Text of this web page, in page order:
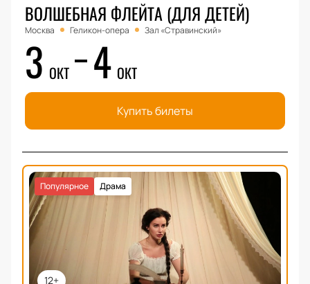
ВОЛШЕБНАЯ ФЛЕЙТА (ДЛЯ ДЕТЕЙ)
Москва Геликон-опера Зал «Стравинский»
3 ОКТ 4 ОКТ
Купить билеты
12+
Драма
Популярное